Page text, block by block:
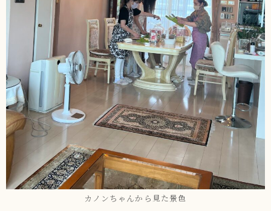
カノンちゃんから見た景色